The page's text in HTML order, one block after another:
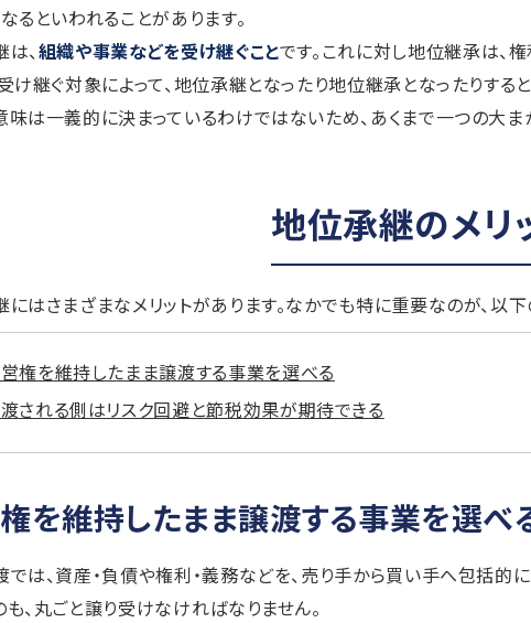
るといわれることがあります。
、組織や事業などを受け継ぐことです。これに対し地位継承は、
け継ぐ対象によって、地位承継となったり地位継承となったりする
は一義的に決まっているわけではないため、あくまで一つの大ま
地位承継のメリ
はさまざまなメリットがあります。なかでも特に重要なのが、以下
権を維持したまま譲渡する事業を選べる
される側はリスク回避と節税効果が期待できる
を維持したまま譲渡する事業を選べ
は、資産・負債や権利・義務などを、売り手から買い手へ包括的
、丸ごと譲り受けなければなりません。